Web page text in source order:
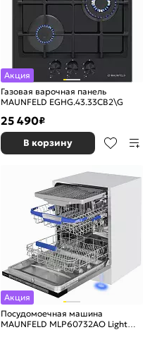
Акция
Газовая варочная панель
MAUNFELD EGHG.43.33CB2\G
25 490₽
В корзину
Акция
Посудомоечная машина
MAUNFELD MLP60732AO Light